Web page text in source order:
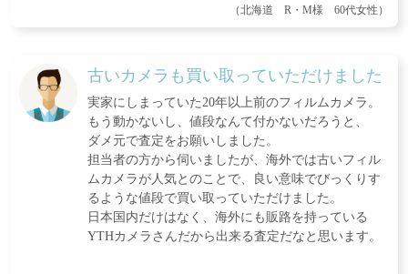
（北海道 R・M様 60代女性）
古いカメラも買い取っていただけました
実家にしまっていた20年以上前のフィルムカメラ。
もう動かないし、値段なんて付かないだろうと、
ダメ元で査定をお願いしました。
担当者の方から伺いましたが、海外では古いフィル
ムカメラが人気とのことで、良い意味でびっくりす
るような値段で買い取っていただけました。
日本国内だけはなく、海外にも販路を持っている
YTHカメラさんだから出来る査定だなと思います。